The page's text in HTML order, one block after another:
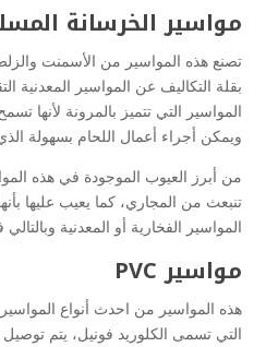
مواسير الخرسانة
تصنع هذه المواسير من الأسمنت
بقلة التكاليف عن المواسير المعدنية
المواسير التي تتميز بالمرونة لأنها
ويمكن أجراء أعمال اللحام بسهولة
من أبرز العيوب الموجودة في هذه
تنبعث من المجاري، كما يعيب عليها
المواسير الفخارية أو المعدنية
مواسير PVC
هذه المواسير من احدث أنواع
التي تسمى الكلوريد فونيل، يتم